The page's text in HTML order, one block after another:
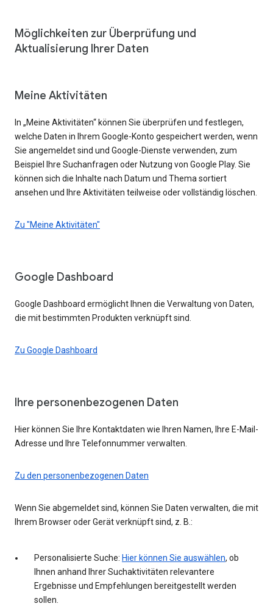
Möglichkeiten zur Überprüfung und
Aktualisierung Ihrer Daten
Meine Aktivitäten
In „Meine Aktivitäten“ können Sie überprüfen und festlegen,
welche Daten in Ihrem Google-Konto gespeichert werden, wenn
Sie angemeldet sind und Google-Dienste verwenden, zum
Beispiel Ihre Suchanfragen oder Nutzung von Google Play. Sie
können sich die Inhalte nach Datum und Thema sortiert
ansehen und Ihre Aktivitäten teilweise oder vollständig löschen.
Zu "Meine Aktivitäten"
Google Dashboard
Google Dashboard ermöglicht Ihnen die Verwaltung von Daten,
die mit bestimmten Produkten verknüpft sind.
Zu Google Dashboard
Ihre personenbezogenen Daten
Hier können Sie Ihre Kontaktdaten wie Ihren Namen, Ihre E-Mail-
Adresse und Ihre Telefonnummer verwalten.
Zu den personenbezogenen Daten
Wenn Sie abgemeldet sind, können Sie Daten verwalten, die mit
Ihrem Browser oder Gerät verknüpft sind, z. B.:
Personalisierte Suche: Hier können Sie auswählen, ob
Ihnen anhand Ihrer Suchaktivitäten relevantere
Ergebnisse und Empfehlungen bereitgestellt werden
sollen.